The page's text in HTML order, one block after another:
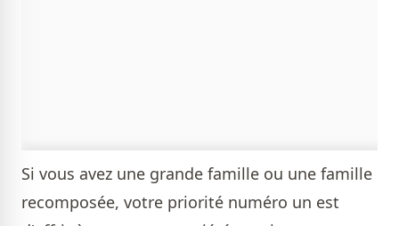
Si vous avez une grande famille ou une famille
recomposée, votre priorité numéro un est